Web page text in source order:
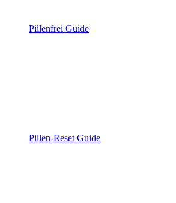
Pillenfrei Guide
Pillen-Reset Guide